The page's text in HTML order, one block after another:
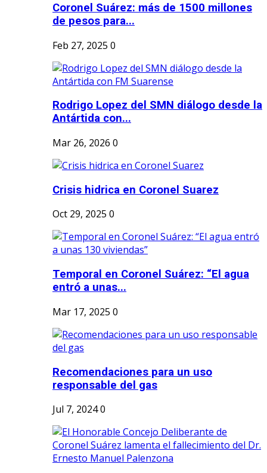
Coronel Suárez: más de 1500 millones
de pesos para...
Feb 27, 2025 0
Rodrigo Lopez del SMN diálogo desde la
Antártida con...
Mar 26, 2026 0
Crisis hidrica en Coronel Suarez
Oct 29, 2025 0
Temporal en Coronel Suárez: “El agua
entró a unas...
Mar 17, 2025 0
Recomendaciones para un uso
responsable del gas
Jul 7, 20240